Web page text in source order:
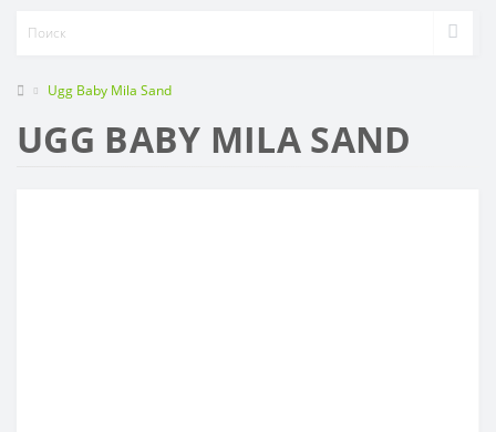
Ugg Baby Mila Sand
UGG BABY MILA SAND